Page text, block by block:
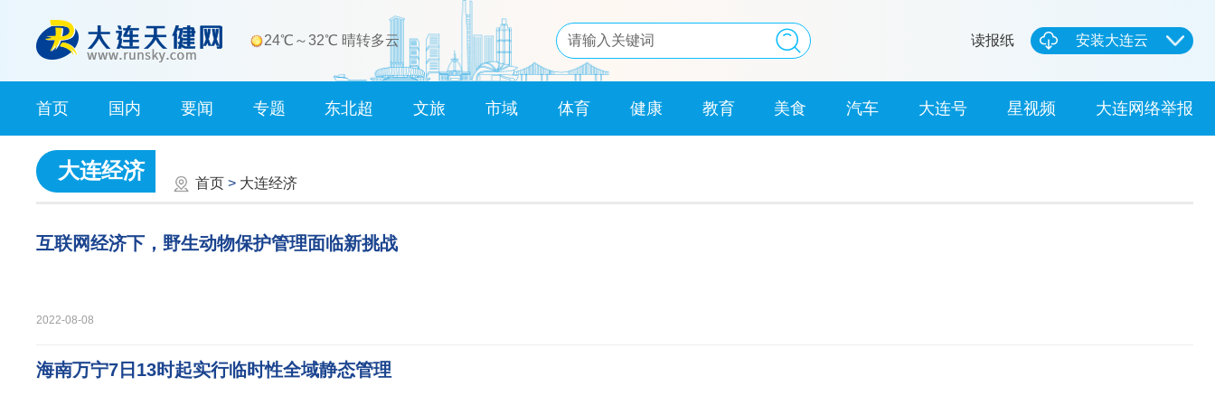
24℃～32℃ 晴转多云 读报纸 安装大连云
首页 国内 要闻 专题 东北超 文旅 市域 体育 健康 教育 美食 汽车 大连号 星视频 大连网络举报
大连经济
首页 > 大连经济
互联网经济下，野生动物保护管理面临新挑战
2022-08-08
海南万宁7日13时起实行临时性全域静态管理